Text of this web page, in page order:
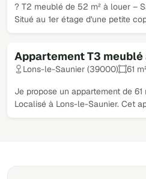
? T2 meublé de 52 m² à louer –
Situé au 1er étage d'une petite
Appartement T3 meublé
Loué
Lons-le-Saunier (39000) 61
Je propose un appartement de
Localisé à Lons-le-Saunier. Cet